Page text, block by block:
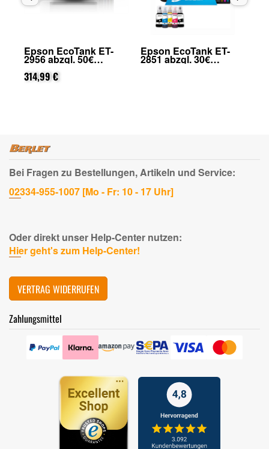
Epson EcoTank ET-
2851 abzgl. 30€
Cashback (von Epson
nach Registrierung)
Epson EcoTank ET-
4956 abzgl. 100€
Cashback (von Epson
Bei Fragen zu Bestellungen, Artikeln und Service:
02334-955-1007 [Mo - Fr: 10 - 17 Uhr]
Oder direkt unser Help-Center nutzen:
Hier geht's zum Help-Center!
VERTRAG WIDERRUFEN
Zahlungsmittel